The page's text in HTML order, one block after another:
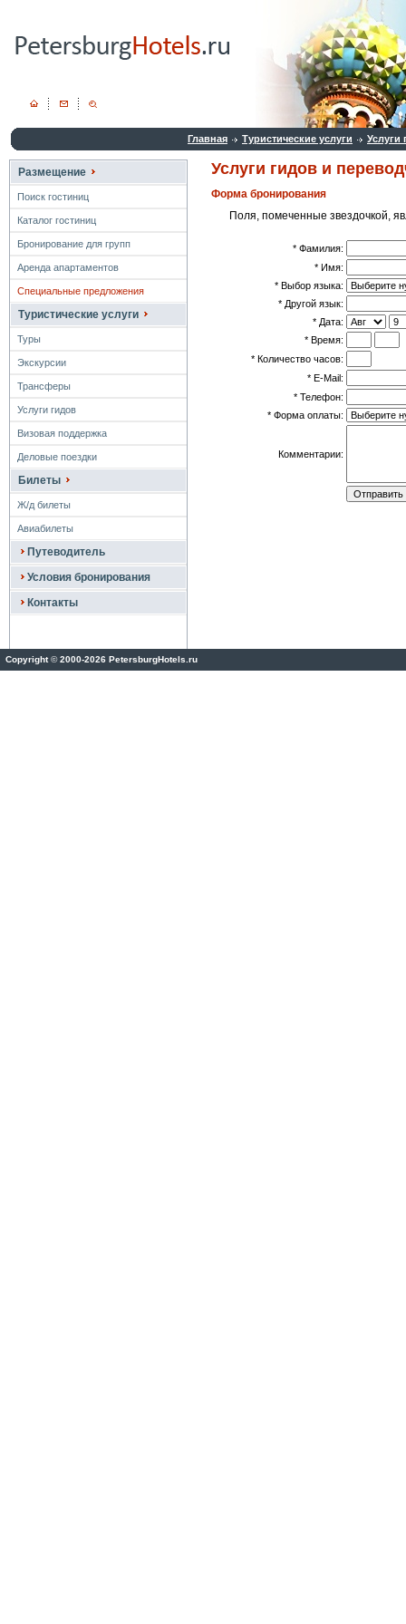
Главная Туристические услуги Услуги
Размещение
Поиск гостиниц
Каталог гостиниц
Бронирование для групп
Аренда апартаментов
Специальные предложения
Туристические услуги
Туры
Экскурсии
Трансферы
Услуги гидов
Визовая поддержка
Деловые поездки
Билеты
Ж/д билеты
Авиабилеты
Путеводитель
Условия бронирования
Контакты
Услуги гидов и
Форма бронирования
Поля, помеченные звездочкой,
* Фамилия:
* Имя:
* Выбор языка:
* Другой язык:
* Дата:
* Время:
* Количество часов:
* E-Mail:
* Телефон:
* Форма оплаты:
Комментарии:
Copyright©2000-2026 PetersburgHotels.ru